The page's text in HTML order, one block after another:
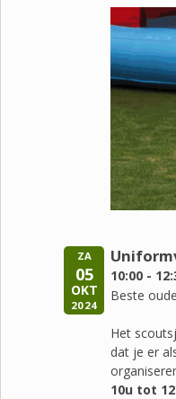
ZA
05
OKT
2024
10:00 -
Beste
Het
dat je er
10u tot